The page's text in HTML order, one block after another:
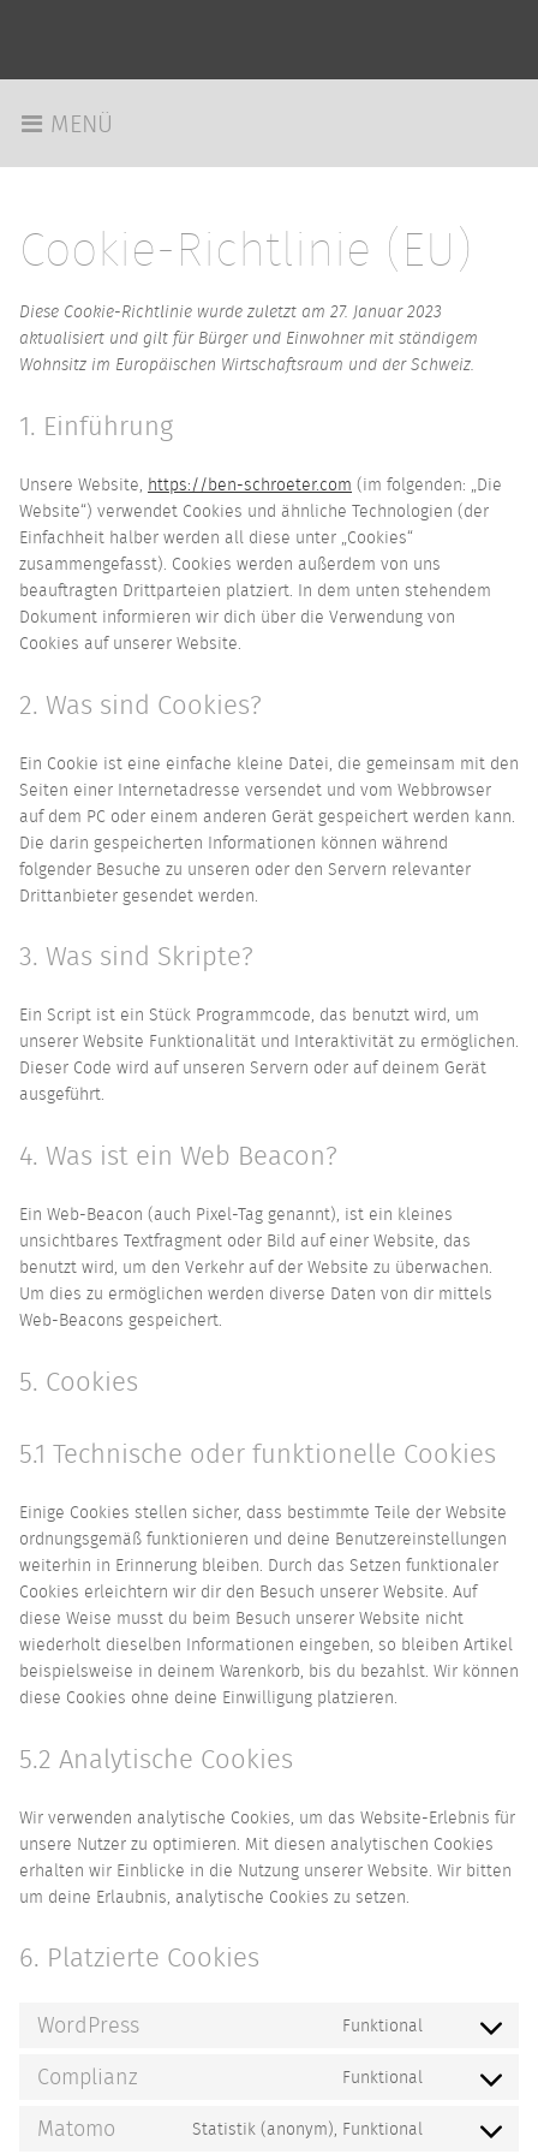
MENÜ
Cookie-Richtlinie (EU)
Diese Cookie-Richtlinie wurde zuletzt am 27. Januar 2023
aktualisiert und gilt für Bürger und Einwohner mit ständigem
Wohnsitz im Europäischen Wirtschaftsraum und der Schweiz.
1. Einführung
Unsere Website, https://ben-schroeter.com (im folgenden: „Die
Website“) verwendet Cookies und ähnliche Technologien (der
Einfachheit halber werden all diese unter „Cookies“
zusammengefasst). Cookies werden außerdem von uns
beauftragten Drittparteien platziert. In dem unten stehendem
Dokument informieren wir dich über die Verwendung von
Cookies auf unserer Website.
2. Was sind Cookies?
Ein Cookie ist eine einfache kleine Datei, die gemeinsam mit den
Seiten einer Internetadresse versendet und vom Webbrowser
auf dem PC oder einem anderen Gerät gespeichert werden kann.
Die darin gespeicherten Informationen können während
folgender Besuche zu unseren oder den Servern relevanter
Drittanbieter gesendet werden.
3. Was sind Skripte?
Ein Script ist ein Stück Programmcode, das benutzt wird, um
unserer Website Funktionalität und Interaktivität zu ermöglichen.
Dieser Code wird auf unseren Servern oder auf deinem Gerät
ausgeführt.
4. Was ist ein Web Beacon?
Ein Web-Beacon (auch Pixel-Tag genannt), ist ein kleines
unsichtbares Textfragment oder Bild auf einer Website, das
benutzt wird, um den Verkehr auf der Website zu überwachen.
Um dies zu ermöglichen werden diverse Daten von dir mittels
Web-Beacons gespeichert.
5. Cookies
5.1 Technische oder funktionelle Cookies
Einige Cookies stellen sicher, dass bestimmte Teile der Website
ordnungsgemäß funktionieren und deine Benutzereinstellungen
weiterhin in Erinnerung bleiben. Durch das Setzen funktionaler
Cookies erleichtern wir dir den Besuch unserer Website. Auf
diese Weise musst du beim Besuch unserer Website nicht
wiederholt dieselben Informationen eingeben, so bleiben Artikel
beispielsweise in deinem Warenkorb, bis du bezahlst. Wir können
diese Cookies ohne deine Einwilligung platzieren.
5.2 Analytische Cookies
Wir verwenden analytische Cookies, um das Website-Erlebnis für
unsere Nutzer zu optimieren. Mit diesen analytischen Cookies
erhalten wir Einblicke in die Nutzung unserer Website. Wir bitten
um deine Erlaubnis, analytische Cookies zu setzen.
6. Platzierte Cookies
WordPress Funktional
Consent
service
Complianz Funktional
Consent
service
Matomo Statistik (anonym), Funktional Consent